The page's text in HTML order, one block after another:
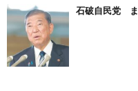
石破自民党